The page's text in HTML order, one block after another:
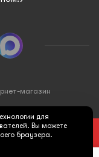
В КОРЗИНУ
магазин
для
Вы можете
браузера.